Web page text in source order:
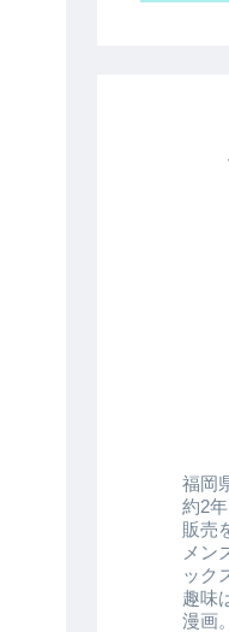
福岡
約2
販売
メン
ック
趣味
漫画。